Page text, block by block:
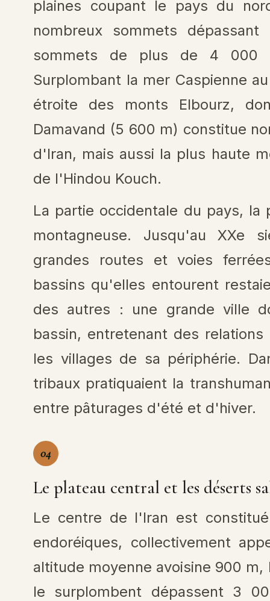
plaines coupant le pays du
nombreux sommets
sommets de plus de 4 000
Surplombant la mer Caspienne
étroite des monts Elbourz,
Damavand (5 600 m) constitue
d'Iran, mais aussi la plus haute
de l'Hindou Kouch.
La partie occidentale du pays,
montagneuse. Jusqu'au XXe
grandes routes et voies
bassins qu'elles entourent
des autres : une grande ville
bassin, entretenant des
les villages de sa périphérie.
tribaux pratiquaient la
entre pâturages d'été et d'hiver.
04
Le plateau central et les déserts
Le centre de l'Iran est
endoréiques, collectivement
altitude moyenne avoisine 900
le surplombent dépassent 3